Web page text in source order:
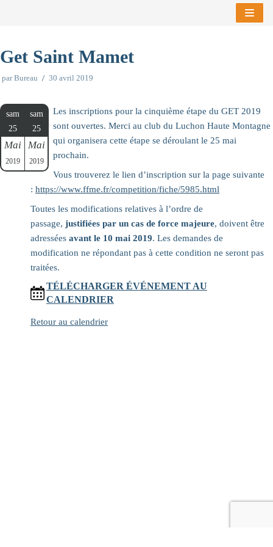
contenu
Get Saint Mamet
parBureau 30 avril 2019
sam
25
Mai
2019
sam
25
Mai
2019
Les inscriptions pour la cinquième étape du GET 2019
sont ouvertes. Merci au club du Luchon Haute Montagne
qui organisera cette étape se déroulant le 25 mai
prochain.
Vous trouverez le lien d’inscription sur la page suivante
: https://www.ffme.fr/competition/fiche/5985.html
Toutes les modifications relatives à l’ordre de
passage, justifiées par un cas de force majeure, doivent être
adressées avant le 10 mai 2019. Les demandes de
modification ne répondant pas à cette condition ne seront pas
traitées.
TÉLÉCHARGER ÉVÉNEMENT AU
CALENDRIER
Retour au calendrier